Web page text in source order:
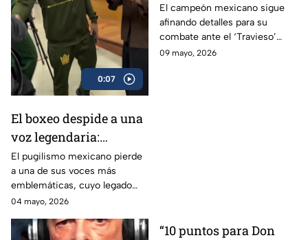
0:07
preparación para
enfrentar al ‘Travieso’
Arce
El campeón mexicano sigue
afinando detalles para su
combate ante el ‘Travieso’
Arce
09 mayo, 2026
El boxeo despide a una
voz legendaria:
Eduardo Lamazón
El pugilismo mexicano pierde
a una de sus voces más
emblemáticas, cuyo legado
marcó a generaciones.
04 mayo, 2026
“10 puntos para Don